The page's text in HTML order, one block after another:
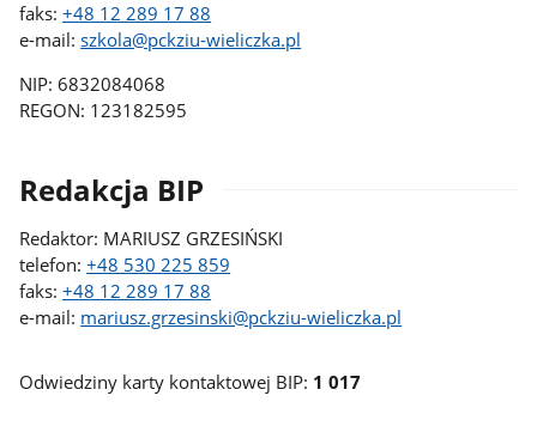
faks:+48 12 289 17 88
e-mail:szkola@pckziu-wieliczka.pl
NIP: 6832084068
REGON: 123182595
Redakcja BIP
Redaktor: MARIUSZ GRZESIŃSKI
telefon:+48 530 225 859
faks:+48 12 289 17 88
e-mail: mariusz.grzesinski@pckziu-wieliczka.pl
Odwiedziny karty kontaktowej BIP: 1 017